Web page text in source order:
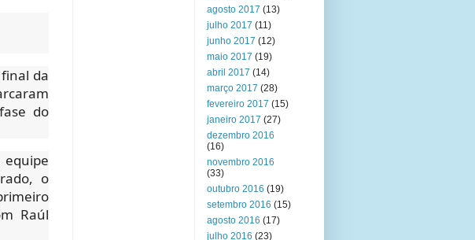
da
do
equipe
o
Raúl
agosto 2017 (13)
julho 2017 (11)
junho 2017 (12)
maio 2017 (19)
abril 2017 (14)
março 2017 (28)
fevereiro 2017 (15)
janeiro 2017 (27)
dezembro 2016
(16)
novembro 2016
(33)
outubro 2016 (19)
setembro 2016 (15)
agosto 2016 (17)
julho 2016 (23)